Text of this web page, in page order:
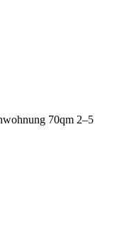
70qm 2–5